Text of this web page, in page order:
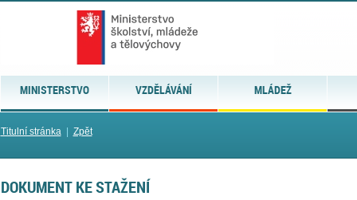
MINISTERSTVO VZDĚLÁVÁNÍ MLÁDEŽ
Titulní stránka| Zpět
DOKUMENT KE STAŽENÍ